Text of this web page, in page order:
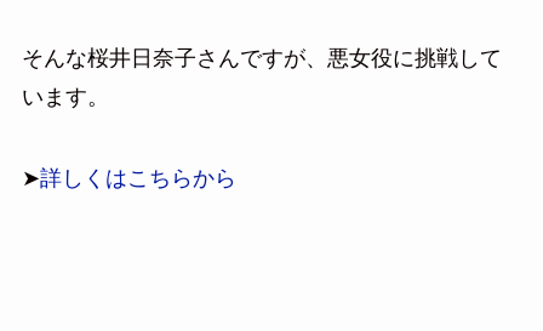
そんな桜井日奈子さんですが、悪女役に挑戦して
います。
➤詳しくはこちらから